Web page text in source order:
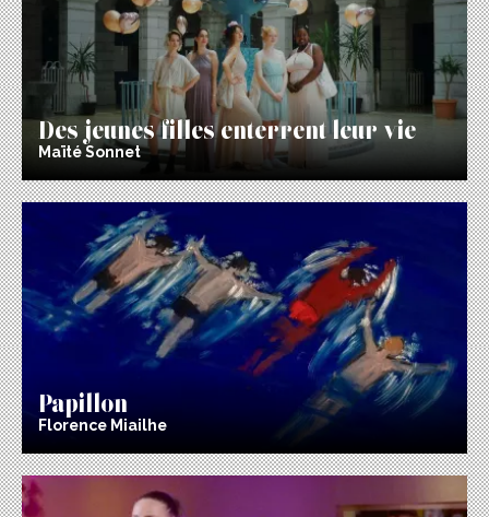
Des jeunes filles enterrent leur vie
Maïté Sonnet
Papillon
Florence Miailhe